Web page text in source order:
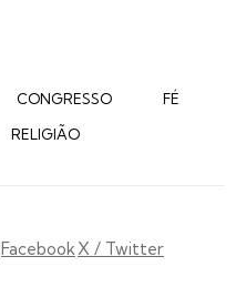
CONGRESSO
FÉ
RELIGIÃO
FacebookX / Twitter